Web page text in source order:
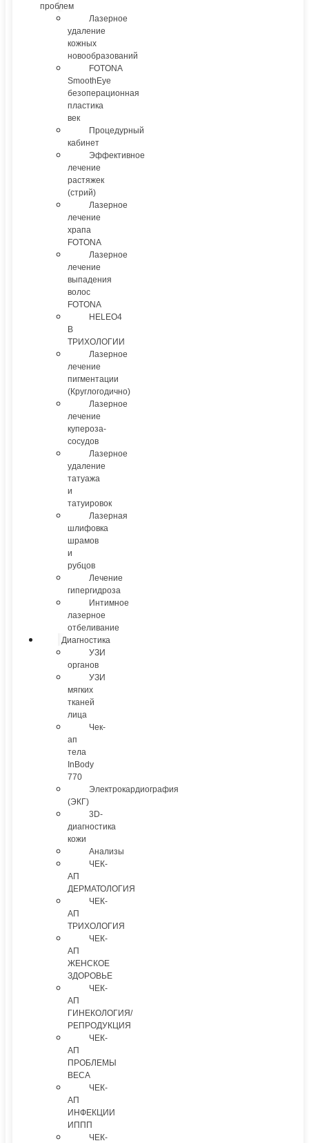
проблем
Лазерное
удаление
кожных
новообразований
FOTONA
SmoothEye
безоперационная
пластика
век
Процедурный
кабинет
Эффективное
лечение
растяжек
(стрий)
Лазерное
лечение
храпа
FOTONA
Лазерное
лечение
выпадения
волос
FOTONA
HELEO4
В
ТРИХОЛОГИИ
Лазерное
лечение
пигментации
(Круглогодично)
Лазерное
лечение
купероза-
сосудов
Лазерное
удаление
татуажа
и
татуировок
Лазерная
шлифовка
шрамов
и
рубцов
Лечение
гипергидроза
Интимное
лазерное
отбеливание
Диагностика
УЗИ
органов
УЗИ
мягких
тканей
лица
Чек-
ап
тела
InBody
770
Электрокардиография
(ЭКГ)
3D-
диагностика
кожи
Анализы
ЧЕК-
АП
ДЕРМАТОЛОГИЯ
ЧЕК-
АП
ТРИХОЛОГИЯ
ЧЕК-
АП
ЖЕНСКОЕ
ЗДОРОВЬЕ
ЧЕК-
АП
ГИНЕКОЛОГИЯ/
РЕПРОДУКЦИЯ
ЧЕК-
АП
ПРОБЛЕМЫ
ВЕСА
ЧЕК-
АП
ИНФЕКЦИИ
ИППП
ЧЕК-